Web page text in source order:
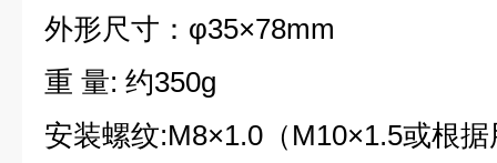
外形尺寸：φ35×78mm
重 量: 约350g
安装螺纹:M8×1.0（M10×1.5或根